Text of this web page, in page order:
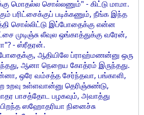
மொதல்ல சொல்லணும்" - கிட்டு மாமா.
பரிட்சைக்குப் படிக்கணும், நீங்க இந்த
சொல்லிட்டு இப்போதைக்கு என்ன
முடிஞ்சு லீவுல ஒங்காத்துக்கு வரேன்,
- ஸ்ரீதரன்.
ஆதியிலே ப்ராஹ்மணன்னு ஒரு
ஆனா நெறைய கோத்ரம் இருந்தது.
ஒரே வம்சத்த சேர்ந்தவா, பங்காளி,
உள்ளவான்னு தெரிஞ்சுண்டு,
பாசத்தோட பழகவும், அவாத்து
ஸஹோதரியா நினைச்சு